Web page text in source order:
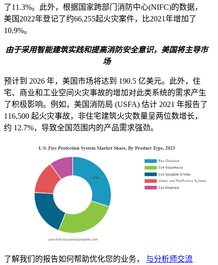
了11.3%。此外，根据国家跨部门消防中心(NIFC)的数据，
美国2022年登记了约66,255起火灾案件，比2021年增加了
10.9%。
由于采用智能建筑实践和提高消防安全意识，美国将主导市
场
预计到 2026 年，美国市场将达到 190.5 亿美元。此外，住
宅、商业和工业空间火灾事故的增加对此类系统的需求产生
了积极影响。例如，美国消防局 (USFA) 估计 2021 年报告了
116,500 起火灾事故，非住宅建筑火灾数量呈两位数增长，
约 12.7%，导致全国范围内的产品需求强劲。
了解我们的报告如何帮助优化您的业务， 与分析师交流